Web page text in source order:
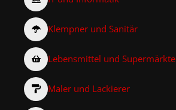
Klempner und Sanitär
Lebensmittel und Supermärkte
Maler und Lackierer